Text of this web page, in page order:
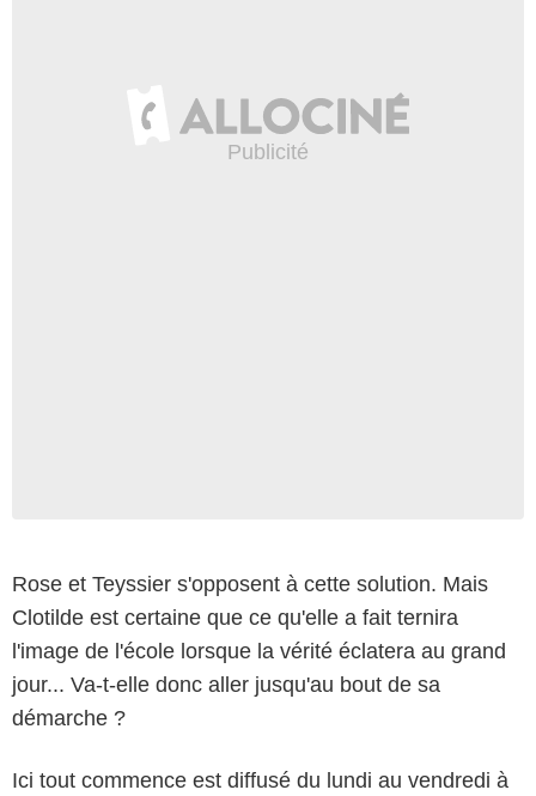
Rose et Teyssier s'opposent à cette solution. Mais
Clotilde est certaine que ce qu'elle a fait ternira
l'image de l'école lorsque la vérité éclatera au grand
jour... Va-t-elle donc aller jusqu'au bout de sa
démarche ?
Ici tout commence est diffusé du lundi au vendredi à